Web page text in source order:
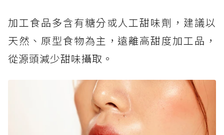
加工食品多含有糖分或人工甜味劑，建議以
天然、原型食物為主，遠離高甜度加工品，
從源頭減少甜味攝取。